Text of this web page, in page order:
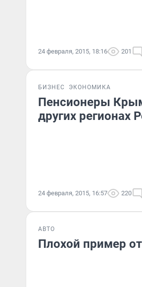
24 февраля, 2015, 18:16 201
БИЗНЕС ЭКОНОМИКА
Пенсионеры
других регионах
24 февраля, 2015, 16:57 220
АВТО
Плохой пример